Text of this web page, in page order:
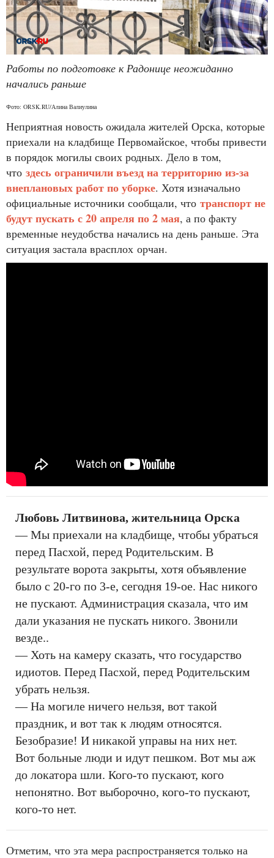
Работы по подготовке к Радонице неожиданно
начались раньше
Фото: ORSK.RU/Алина Валиулина
Неприятная новость ожидала жителей Орска, которые
приехали на кладбище Первомайское, чтобы привести
в порядок могилы своих родных. Дело в том,
что здесь ограничили въезд на территорию из-за
внеплановых работ по уборке. Хотя изначально
официальные источники сообщали, что транспорт не
будут пускать с 20 апреля по 2 мая, а по факту
временные неудобства начались на день раньше. Эта
ситуация застала врасплох орчан.
Любовь Литвинова, жительница Орска
— Мы приехали на кладбище, чтобы убраться
перед Пасхой, перед Родительским. В
результате ворота закрыты, хотя объявление
было с 20-го по 3-е, сегодня 19-ое. Нас никого
не пускают. Администрация сказала, что им
дали указания не пускать никого. Звонили
везде..
— Хоть на камеру сказать, что государство
идиотов. Перед Пасхой, перед Родительским
убрать нельзя.
— На могиле ничего нельзя, вот такой
праздник, и вот так к людям относятся.
Безобразие! И никакой управы на них нет.
Вот больные люди и идут пешком. Вот мы аж
до локатора шли. Кого-то пускают, кого
непонятно. Вот выборочно, кого-то пускают,
кого-то нет.
Отметим, что эта мера распространяется только на